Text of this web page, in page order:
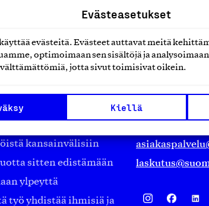
Evästeasetukset
evästeitä. Evästeet auttavat meitä
optimoimaan sen sisältöjä ja
välttämättömiä, jotta sivut toimisivat oikein.
Kiellä
työmarkkinajärjestöistä
kansainvälisiin
sitten edistämään
ylpeyttä
työ yhdistää ihmisiä ja
Suomalainen
00130 Helsinki